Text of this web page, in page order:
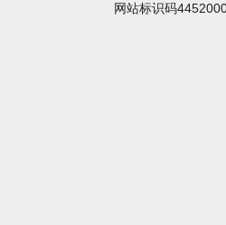
网站标识码